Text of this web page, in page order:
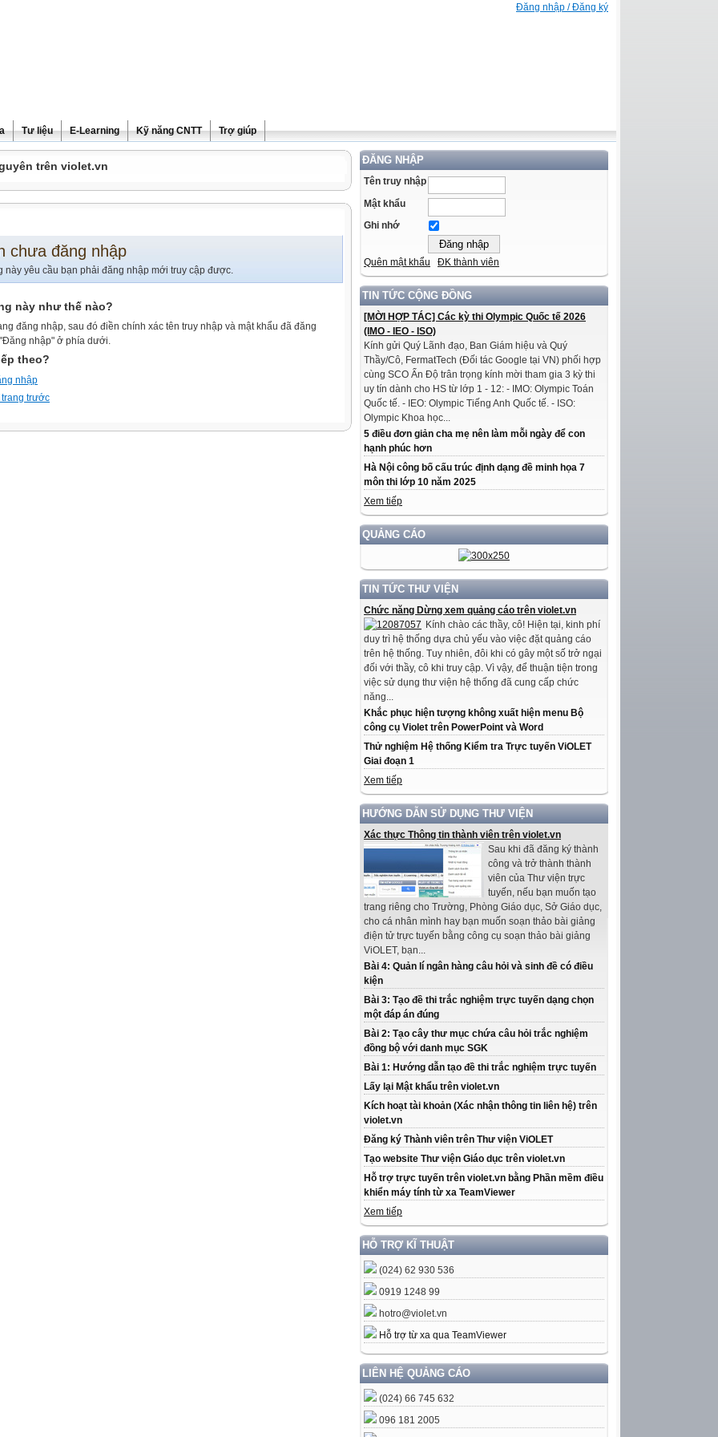
Đăng nhập / Đăng ký
Tư liệu E-Learning Kỹ năng CNTT Trợ giúp
ĐĂNG NHẬP
Tên truy nhập
Mật khẩu
Ghi nhớ
Quên mật khẩu ĐK thành viên
TIN TỨC CỘNG ĐỒNG
[MỜI HỢP TÁC] Các kỳ thi Olympic Quốc tế 2026
(IMO - IEO - ISO)
Kính gửi Quý Lãnh đạo, Ban Giám hiệu và Quý
Thầy/Cô, FermatTech (Đối tác Google tại VN) phối hợp
cùng SCO Ấn Độ trân trọng kính mời tham gia 3 kỳ thi
uy tín dành cho HS từ lớp 1 - 12: - IMO: Olympic Toán
Quốc tế. - IEO: Olympic Tiếng Anh Quốc tế. - ISO:
Olympic Khoa học...
5 điều đơn giản cha mẹ nên làm mỗi ngày để con
hạnh phúc hơn
Hà Nội công bố cấu trúc định dạng đề minh họa 7
môn thi lớp 10 năm 2025
Xem tiếp
QUẢNG CÁO
TIN TỨC THƯ VIỆN
Chức năng Dừng xem quảng cáo trên violet.vn
Kính chào các thầy, cô! Hiện tại, kinh phí
duy trì hệ thống dựa chủ yếu vào việc đặt quảng cáo
trên hệ thống. Tuy nhiên, đôi khi có gây một số trở ngại
đối với thầy, cô khi truy cập. Vì vậy, để thuận tiện trong
việc sử dụng thư viện hệ thống đã cung cấp chức
năng...
Khắc phục hiện tượng không xuất hiện menu Bộ
công cụ Violet trên PowerPoint và Word
Thử nghiệm Hệ thống Kiểm tra Trực tuyến ViOLET
Giai đoạn 1
Xem tiếp
HƯỚNG DẪN SỬ DỤNG THƯ VIỆN
Xác thực Thông tin thành viên trên violet.vn
Sau khi đã đăng ký thành
công và trở thành thành
viên của Thư viện trực
tuyến, nếu bạn muốn tạo
trang riêng cho Trường, Phòng Giáo dục, Sở Giáo dục,
cho cá nhân mình hay bạn muốn soạn thảo bài giảng
điện tử trực tuyến bằng công cụ soạn thảo bài giảng
ViOLET, bạn...
Bài 4: Quản lí ngân hàng câu hỏi và sinh đề có điều
kiện
Bài 3: Tạo đề thi trắc nghiệm trực tuyến dạng chọn
một đáp án đúng
Bài 2: Tạo cây thư mục chứa câu hỏi trắc nghiệm
đồng bộ với danh mục SGK
Bài 1: Hướng dẫn tạo đề thi trắc nghiệm trực tuyến
Lấy lại Mật khẩu trên violet.vn
Kích hoạt tài khoản (Xác nhận thông tin liên hệ) trên
violet.vn
Đăng ký Thành viên trên Thư viện ViOLET
Tạo website Thư viện Giáo dục trên violet.vn
Hỗ trợ trực tuyến trên violet.vn bằng Phần mềm điều
khiển máy tính từ xa TeamViewer
Xem tiếp
HỖ TRỢ KĨ THUẬT
(024) 62 930 536
0919 1248 99
hotro@violet.vn
Hỗ trợ từ xa qua TeamViewer
LIÊN HỆ QUẢNG CÁO
(024) 66 745 632
096 181 2005
trên violet.vn
chưa đăng nhập
này yêu cầu bạn phải đăng nhập mới truy cập được.
này như thế nào?
đăng nhập, sau đó điền chính xác tên truy nhập và mật khẩu đã đăng
nhập" ở phía dưới.
theo?
nhập
trước